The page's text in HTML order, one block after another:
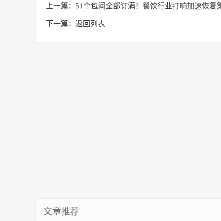
上一篇： 51个包间全部订满！餐饮行业打响加速恢复
下一篇： 返回列表
文章推荐